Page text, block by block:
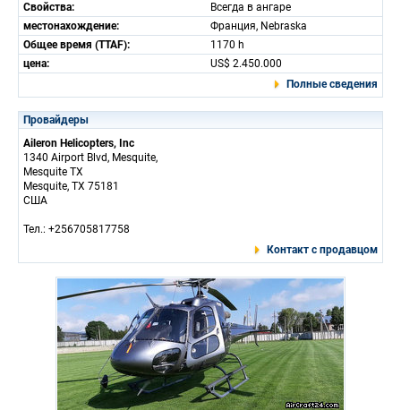
Свойства:
Всегда в ангаре
местонахождение:
Франция, Nebraska
Общее время (TTAF):
1170 h
цена:
US$ 2.450.000
Полные сведения
Провайдеры
Aileron Helicopters, Inc
1340 Airport Blvd, Mesquite,
Mesquite TX
Mesquite, TX 75181
США
Тел.: +256705817758
Контакт с продавцом